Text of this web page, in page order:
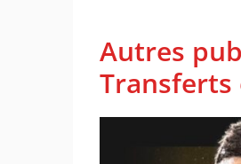
Autres
Transferts